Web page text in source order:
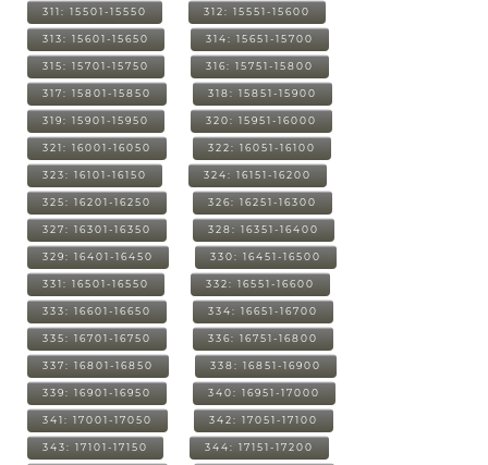
311: 15501-15550 312: 15551-15600
313: 15601-15650 314: 15651-15700
315: 15701-15750 316: 15751-15800
317: 15801-15850 318: 15851-15900
319: 15901-15950 320: 15951-16000
321: 16001-16050 322: 16051-16100
323: 16101-16150 324: 16151-16200
325: 16201-16250 326: 16251-16300
327: 16301-16350 328: 16351-16400
329: 16401-16450 330: 16451-16500
331: 16501-16550 332: 16551-16600
333: 16601-16650 334: 16651-16700
335: 16701-16750 336: 16751-16800
337: 16801-16850 338: 16851-16900
339: 16901-16950 340: 16951-17000
341: 17001-17050 342: 17051-17100
343: 17101-17150 344: 17151-17200